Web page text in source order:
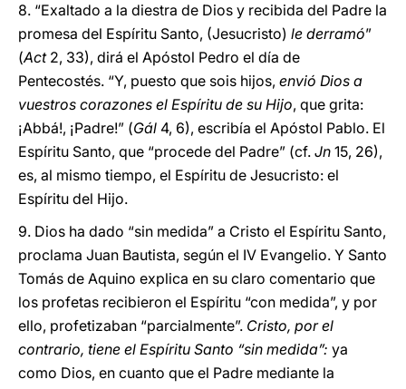
8. “Exaltado a la diestra de Dios y recibida del Padre la
promesa del Espíritu Santo, (Jesucristo) le derramó”
(Act 2, 33), dirá el Apóstol Pedro el día de
Pentecostés. “Y, puesto que sois hijos, envió Dios a
vuestros corazones el Espíritu de su Hijo, que grita:
¡Abbá!, ¡Padre!” (Gál 4, 6), escribía el Apóstol Pablo. El
Espíritu Santo, que “procede del Padre” (cf. Jn 15, 26),
es, al mismo tiempo, el Espíritu de Jesucristo: el
Espíritu del Hijo.
9. Dios ha dado “sin medida” a Cristo el Espíritu Santo,
proclama Juan Bautista, según el IV Evangelio. Y Santo
Tomás de Aquino explica en su claro comentario que
los profetas recibieron el Espíritu “con medida”, y por
ello, profetizaban “parcialmente”. Cristo, por el
contrario, tiene el Espíritu Santo “sin medida”: ya
como Dios, en cuanto que el Padre mediante la